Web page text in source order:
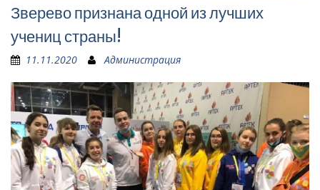
Зверево признана одной из лучших
учениц страны!
11.11.2020 Администрация